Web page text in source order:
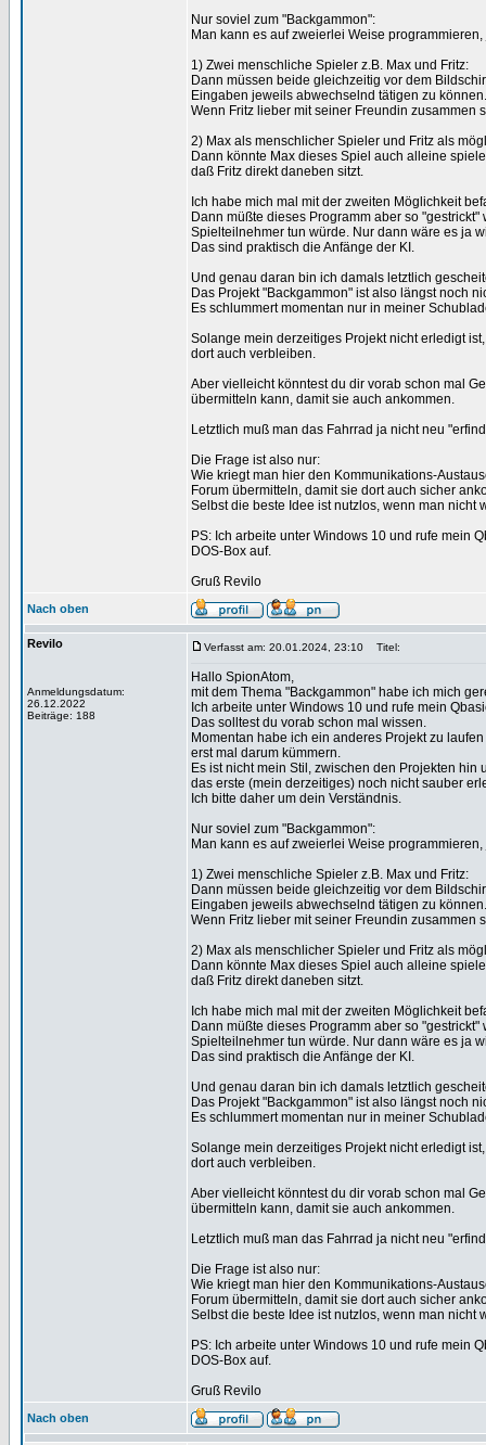
Nur soviel zum "Backgammon":
Man kann es auf zweierlei Weise
1) Zwei menschliche Spieler z.B. Max und Fritz:
Dann müssen beide gleichzeitig vor dem
Eingaben jeweils abwechselnd tätigen zu können.
Wenn Fritz lieber mit seiner Freundin zusammen
2) Max als menschlicher Spieler und Fritz als
Dann könnte Max dieses Spiel auch alleine
daß Fritz direkt daneben sitzt.
Ich habe mich mal mit der zweiten Möglichkeit
Dann müßte dieses Programm aber so
Spielteilnehmer tun würde. Nur dann wäre es ja
Das sind praktisch die Anfänge der KI.
Und genau daran bin ich damals letztlich
Das Projekt "Backgammon" ist also längst noch
Es schlummert momentan nur in meiner
Solange mein derzeitiges Projekt nicht erledigt
dort auch verbleiben.
Aber vielleicht könntest du dir vorab schon mal
übermitteln kann, damit sie auch ankommen.
Letztlich muß man das Fahrrad ja nicht neu
Die Frage ist also nur:
Wie kriegt man hier den Kommunikations-
Forum übermitteln, damit sie dort auch sicher
Selbst die beste Idee ist nutzlos, wenn man
PS: Ich arbeite unter Windows 10 und rufe mein
DOS-Box auf.
Gruß Revilo
Nach oben
Revilo
Anmeldungsdatum:
26.12.2022
Beiträge: 188
Verfasst am: 20.01.2024, 23:10 Titel:
Hallo SpionAtom,
mit dem Thema "Backgammon" habe ich mich
Ich arbeite unter Windows 10 und rufe mein
Das solltest du vorab schon mal wissen.
Momentan habe ich ein anderes Projekt zu
erst mal darum kümmern.
Es ist nicht mein Stil, zwischen den Projekten hin
das erste (mein derzeitiges) noch nicht sauber
Ich bitte daher um dein Verständnis.
Nur soviel zum "Backgammon":
Man kann es auf zweierlei Weise
1) Zwei menschliche Spieler z.B. Max und Fritz:
Dann müssen beide gleichzeitig vor dem
Eingaben jeweils abwechselnd tätigen zu können.
Wenn Fritz lieber mit seiner Freundin zusammen
2) Max als menschlicher Spieler und Fritz als
Dann könnte Max dieses Spiel auch alleine
daß Fritz direkt daneben sitzt.
Ich habe mich mal mit der zweiten Möglichkeit
Dann müßte dieses Programm aber so
Spielteilnehmer tun würde. Nur dann wäre es ja
Das sind praktisch die Anfänge der KI.
Und genau daran bin ich damals letztlich
Das Projekt "Backgammon" ist also längst noch
Es schlummert momentan nur in meiner
Solange mein derzeitiges Projekt nicht erledigt
dort auch verbleiben.
Aber vielleicht könntest du dir vorab schon mal
übermitteln kann, damit sie auch ankommen.
Letztlich muß man das Fahrrad ja nicht neu
Die Frage ist also nur:
Wie kriegt man hier den Kommunikations-
Forum übermitteln, damit sie dort auch sicher
Selbst die beste Idee ist nutzlos, wenn man
PS: Ich arbeite unter Windows 10 und rufe mein
DOS-Box auf.
Gruß Revilo
Nach oben